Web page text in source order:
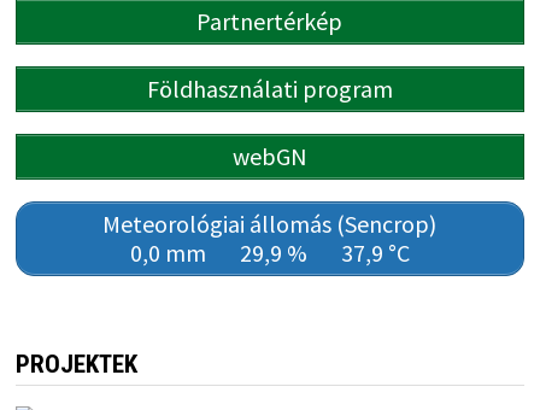
Partnertérkép
Földhasználati program
webGN
Meteorológiai állomás (Sencrop)
0,0 mm
29,9 % 37,9 °C
PROJEKTEK